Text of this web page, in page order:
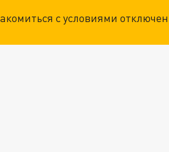
с условиями